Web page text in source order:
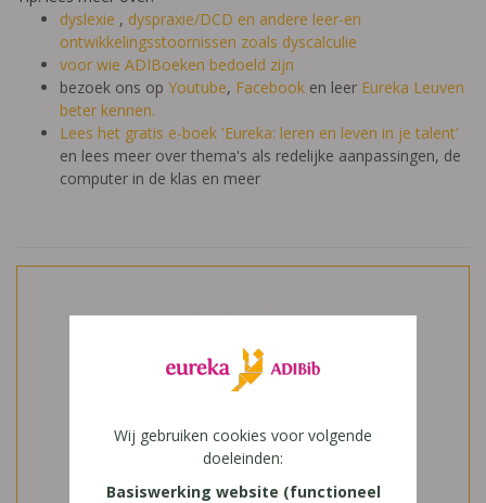
dyslexie , dyspraxie/DCD en andere leer-en
ontwikkelingsstoornissen zoals dyscalculie
voor wie ADIBoeken bedoeld zijn
bezoek ons op Youtube, Facebook en leer Eureka Leuven
beter kennen.
Lees het gratis e-boek 'Eureka: leren en leven in je talent'
en lees meer over thema's als redelijke aanpassingen, de
computer in de klas en meer
Wij gebruiken cookies voor volgende
doeleinden:
Basiswerking website (functioneel